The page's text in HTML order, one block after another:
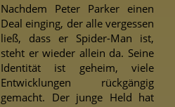
Nachdem Peter Parker einen
Deal einging, der alle vergessen
ließ, dass er Spider-Man ist,
steht er wieder allein da. Seine
Identität ist geheim, viele
Entwicklungen rückgängig
gemacht. Der junge Held hat